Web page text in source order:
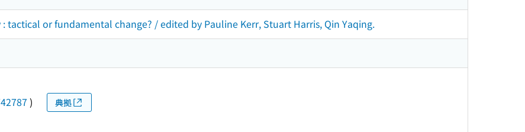
tactical or fundamental change? / edited by Pauline Kerr, Stuart Harris, Qin Yaqing.
) 典拠